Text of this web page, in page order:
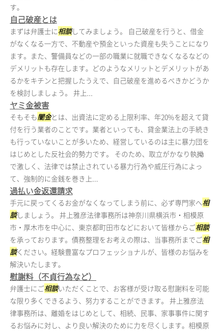
す。
自己破産とは
まずは弁護士に相談してみましょう。 自己破産を行うと、借金
がなくなる一方で、不動産や預金といった資産も失うことになり
ます。また、警備員などの一部の職業に就職できなくなるなどの
デメリットも存在します。どのようなメリットとデメリットがあ
るかをキチンと把握したうえで、自己破産を進めるべきかどうか
を検討しましょう。 井上...
ヤミ金被害
そもそも闇金とは、出資法に定める上限利率、年20%を超えて貸
付を行う業者のことです。業者といっても、貸金業法上の手続き
も行っていないことが多いため、経営しているのは主に暴力団を
はじめとした反社会的勢力です。 そのため、取立がかなり執拗
で激しく、法律では禁止されている暴力行為や威圧行為によっ
て、強制的に金銭を巻き上...
過払い金返還請求
手元に戻ってくるお金がなくなってしまう前に、必ず専門家へ相
談しましょう。 井上雅彦法律事務所は神奈川県横浜市・相模原
市・厚木市を中心に、東京都町田市などにおいて皆様からご相談
を承っております。債務整理をお考えの際は、当事務所までご相
談ください。経験豊富なプロフェッショナルが、皆様のお悩みを
解決いたします。
慰謝料（不貞行為など）
弁護士にご相談いただくことで、お客様が受け取る慰謝料を可能
な限り多くできるよう、努力することができます。 井上雅彦法
律事務所は、離婚をはじめとして、相続、民事、家事事件に関す
るお悩みに対し、より良い解決のために力を尽くします。相模原